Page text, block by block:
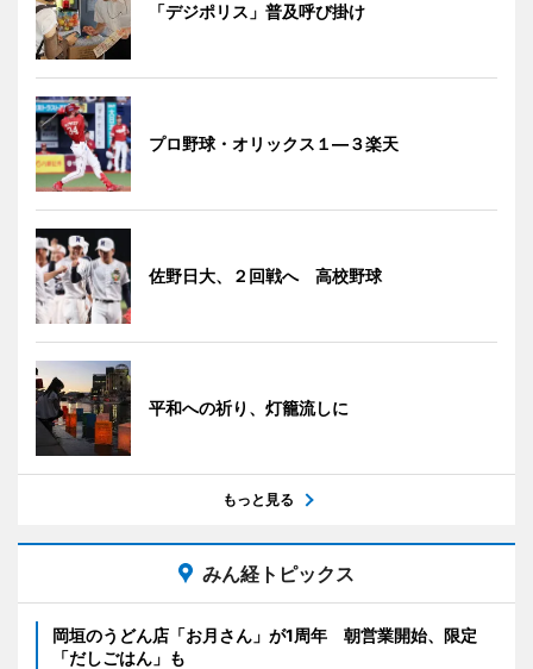
「デジポリス」普及呼び掛け
プロ野球・オリックス１―３楽天
佐野日大、２回戦へ 高校野球
平和への祈り、灯籠流しに
もっと見る
みん経トピックス
岡垣のうどん店「お月さん」が1周年 朝営業開始、限定
「だしごはん」も